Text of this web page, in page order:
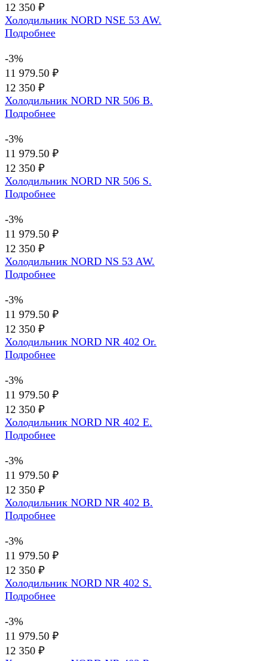
12 350 ₽
Холодильник NORD NSE 53 AW.
Подробнее
-3%
11 979.50 ₽
12 350 ₽
Холодильник NORD NR 506 B.
Подробнее
-3%
11 979.50 ₽
12 350 ₽
Холодильник NORD NR 506 S.
Подробнее
-3%
11 979.50 ₽
12 350 ₽
Холодильник NORD NS 53 AW.
Подробнее
-3%
11 979.50 ₽
12 350 ₽
Холодильник NORD NR 402 Or.
Подробнее
-3%
11 979.50 ₽
12 350 ₽
Холодильник NORD NR 402 E.
Подробнее
-3%
11 979.50 ₽
12 350 ₽
Холодильник NORD NR 402 B.
Подробнее
-3%
11 979.50 ₽
12 350 ₽
Холодильник NORD NR 402 S.
Подробнее
-3%
11 979.50 ₽
12 350 ₽